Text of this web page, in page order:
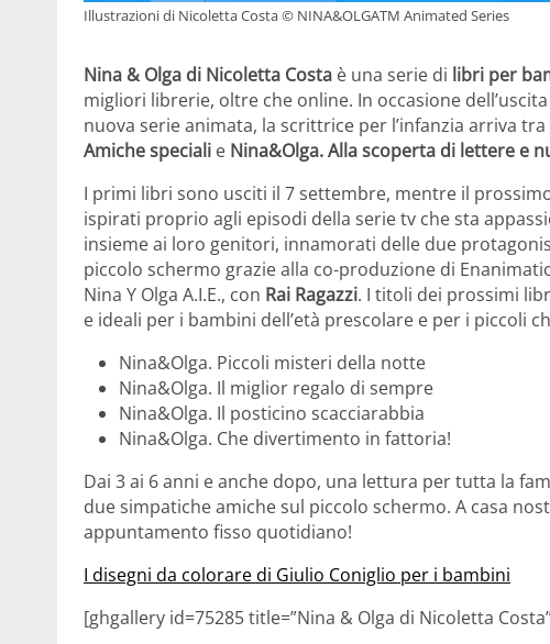
Illustrazioni di Nicoletta Costa © NINA&OLGATM Animated Series
Nina & Olga di Nicoletta Costa è una serie di libri per
migliori librerie, oltre che online. In occasione
nuova serie animata, la scrittrice per l’infanzia arriva
Amiche speciali e Nina&Olga. Alla scoperta di lettere e
I primi libri sono usciti il 7 settembre, mentre il
ispirati proprio agli episodi della serie tv che sta
insieme ai loro genitori, innamorati delle due
piccolo schermo grazie alla co-produzione di
Nina Y Olga A.I.E., con Rai Ragazzi. I titoli dei prossimi
e ideali per i bambini dell’età prescolare e per i piccoli
Nina&Olga. Piccoli misteri della notte
Nina&Olga. Il miglior regalo di sempre
Nina&Olga. Il posticino scacciarabbia
Nina&Olga. Che divertimento in fattoria!
Dai 3 ai 6 anni e anche dopo, una lettura per tutta la
due simpatiche amiche sul piccolo schermo. A casa
appuntamento fisso quotidiano!
I disegni da colorare di Giulio Coniglio per i bambini
[ghgallery id=75285 title=”Nina & Olga di Nicoletta